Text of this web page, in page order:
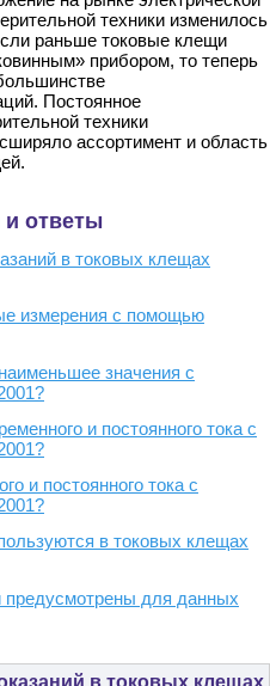
техники изменилось
раньше токовые клещи
прибором, то теперь
Постоянное
техники
ассортимент и область
ответы
в токовых клещах
измерения с помощью
значения с
и постоянного тока с
и постоянного тока с
в токовых клещах
предусмотрены для данных
в токовых клещах